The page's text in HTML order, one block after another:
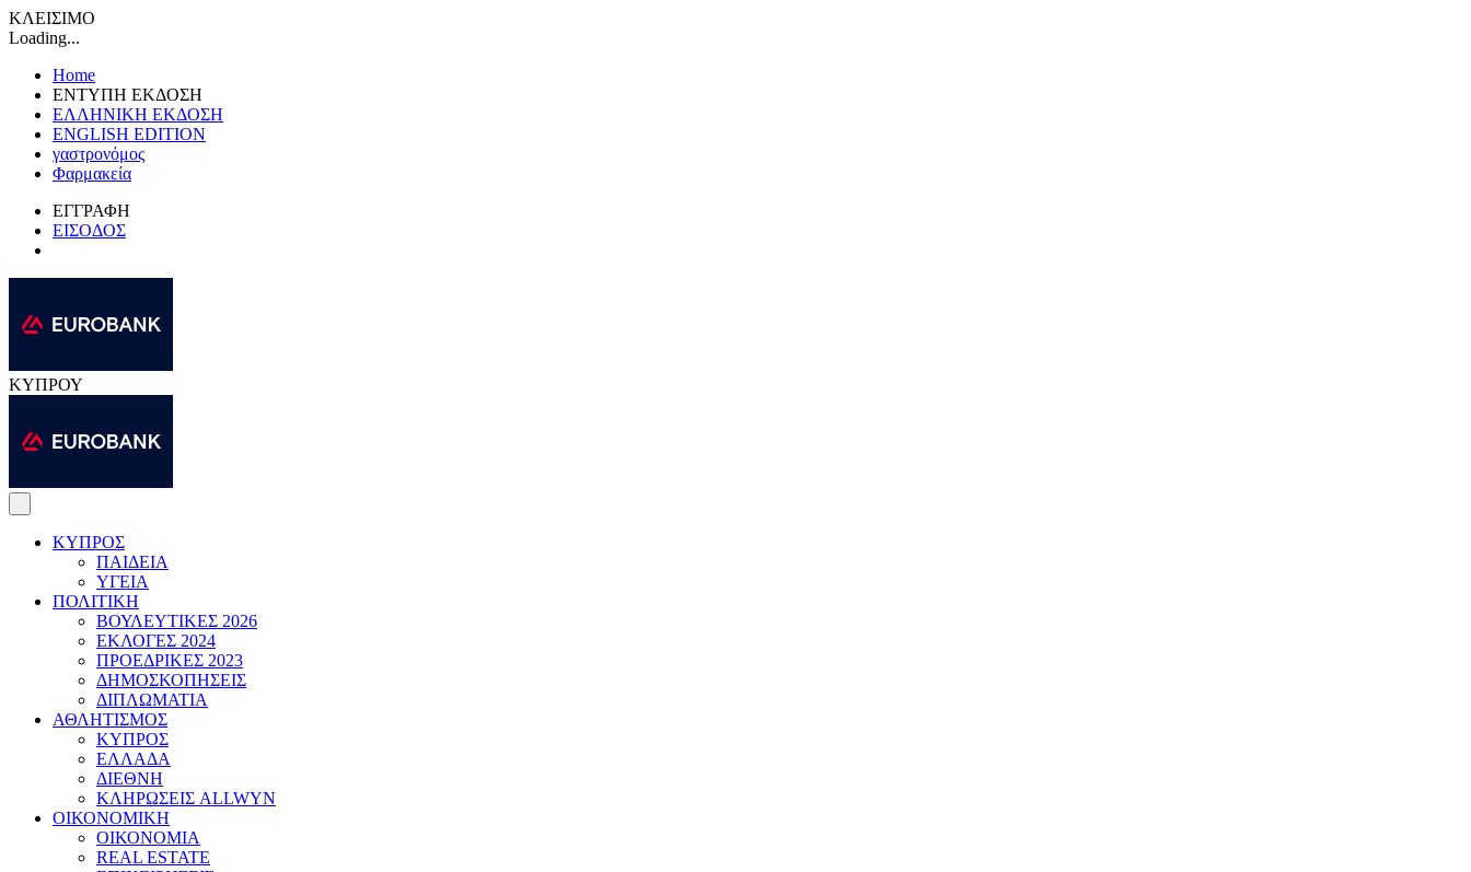
ΚΛΕΙΣΙΜΟ
Loading...
Home
ΕΝΤΥΠΗ ΕΚΔΟΣΗ
ΕΛΛΗΝΙΚΗ ΕΚΔΟΣΗ
ENGLISH EDITION
γαστρονόμος
Φαρμακεία
ΕΓΓΡΑΦΗ
ΕΙΣΟΔΟΣ
ΚΥΠΡΟΥ
ΚΥΠΡΟΣ
ΠΑΙΔΕΙΑ
ΥΓΕΙΑ
ΠΟΛΙΤΙΚΗ
ΒΟΥΛΕΥΤΙΚΕΣ 2026
ΕΚΛΟΓΕΣ 2024
ΠΡΟΕΔΡΙΚΕΣ 2023
ΔΗΜΟΣΚΟΠΗΣΕΙΣ
ΔΙΠΛΩΜΑΤΙΑ
ΑΘΛΗΤΙΣΜΟΣ
ΚΥΠΡΟΣ
ΕΛΛΑΔΑ
ΔΙΕΘΝΗ
ΚΛΗΡΩΣΕΙΣ ALLWYN
ΟΙΚΟΝΟΜΙΚΗ
ΟΙΚΟΝΟΜΙΑ
REAL ESTATE